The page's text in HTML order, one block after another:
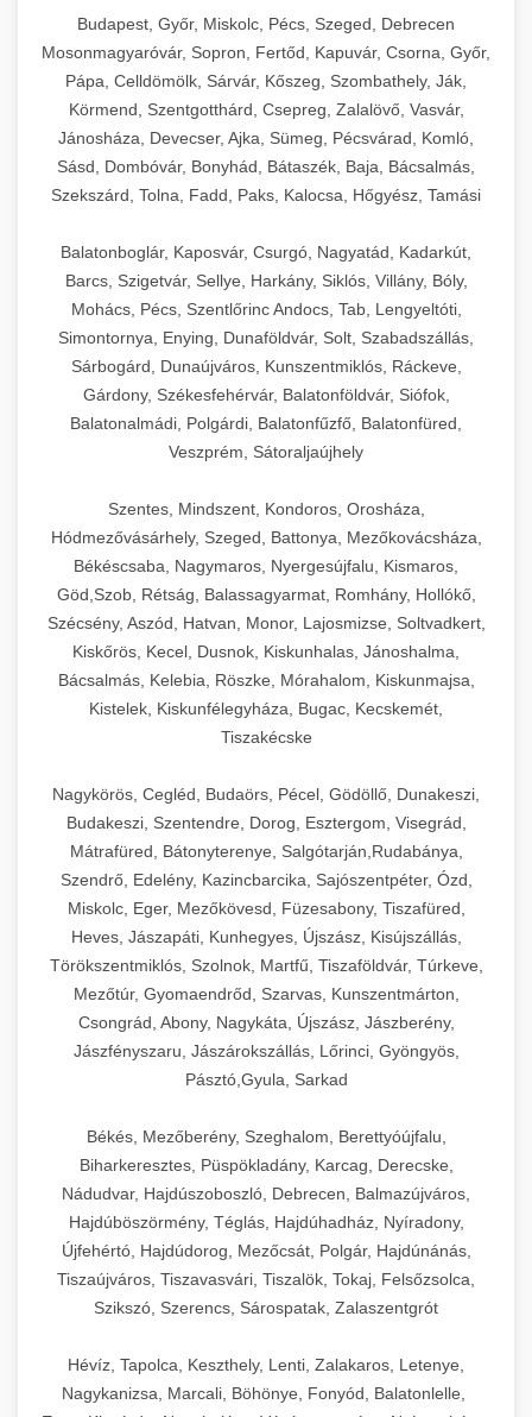
Budapest, Győr, Miskolc, Pécs, Szeged, Debrecen
Mosonmagyaróvár, Sopron, Fertőd, Kapuvár, Csorna, Győr,
Pápa, Celldömölk, Sárvár, Kőszeg, Szombathely, Ják,
Körmend, Szentgotthárd, Csepreg, Zalalövő, Vasvár,
Jánosháza, Devecser, Ajka, Sümeg, Pécsvárad, Komló,
Sásd, Dombóvár, Bonyhád, Bátaszék, Baja, Bácsalmás,
Szekszárd, Tolna, Fadd, Paks, Kalocsa, Hőgyész, Tamási
Balatonboglár, Kaposvár, Csurgó, Nagyatád, Kadarkút,
Barcs, Szigetvár, Sellye, Harkány, Siklós, Villány, Bóly,
Mohács, Pécs, Szentlőrinc Andocs, Tab, Lengyeltóti,
Simontornya, Enying, Dunaföldvár, Solt, Szabadszállás,
Sárbogárd, Dunaújváros, Kunszentmiklós, Ráckeve,
Gárdony, Székesfehérvár, Balatonföldvár, Siófok,
Balatonalmádi, Polgárdi, Balatonfűzfő, Balatonfüred,
Veszprém, Sátoraljaújhely
Szentes, Mindszent, Kondoros, Orosháza,
Hódmezővásárhely, Szeged, Battonya, Mezőkovácsháza,
Békéscsaba, Nagymaros, Nyergesújfalu, Kismaros,
Göd,Szob, Rétság, Balassagyarmat, Romhány, Hollókő,
Szécsény, Aszód, Hatvan, Monor, Lajosmizse, Soltvadkert,
Kiskőrös, Kecel, Dusnok, Kiskunhalas, Jánoshalma,
Bácsalmás, Kelebia, Röszke, Mórahalom, Kiskunmajsa,
Kistelek, Kiskunfélegyháza, Bugac, Kecskemét,
Tiszakécske
Nagykörös, Cegléd, Budaörs, Pécel, Gödöllő, Dunakeszi,
Budakeszi, Szentendre, Dorog, Esztergom, Visegrád,
Mátrafüred, Bátonyterenye, Salgótarján,Rudabánya,
Szendrő, Edelény, Kazincbarcika, Sajószentpéter, Ózd,
Miskolc, Eger, Mezőkövesd, Füzesabony, Tiszafüred,
Heves, Jászapáti, Kunhegyes, Újszász, Kisújszállás,
Törökszentmiklós, Szolnok, Martfű, Tiszaföldvár, Túrkeve,
Mezőtúr, Gyomaendrőd, Szarvas, Kunszentmárton,
Csongrád, Abony, Nagykáta, Újszász, Jászberény,
Jászfényszaru, Jászárokszállás, Lőrinci, Gyöngyös,
Pásztó,Gyula, Sarkad
Békés, Mezőberény, Szeghalom, Berettyóújfalu,
Biharkeresztes, Püspökladány, Karcag, Derecske,
Nádudvar, Hajdúszoboszló, Debrecen, Balmazújváros,
Hajdúböszörmény, Téglás, Hajdúhadház, Nyíradony,
Újfehértó, Hajdúdorog, Mezőcsát, Polgár, Hajdúnánás,
Tiszaújváros, Tiszavasvári, Tiszalök, Tokaj, Felsőzsolca,
Szikszó, Szerencs, Sárospatak, Zalaszentgrót
Hévíz, Tapolca, Keszthely, Lenti, Zalakaros, Letenye,
Nagykanizsa, Marcali, Böhönye, Fonyód, Balatonlelle,